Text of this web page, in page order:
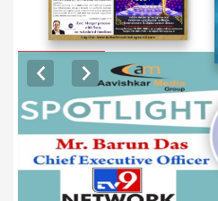
EXCLUSIVE